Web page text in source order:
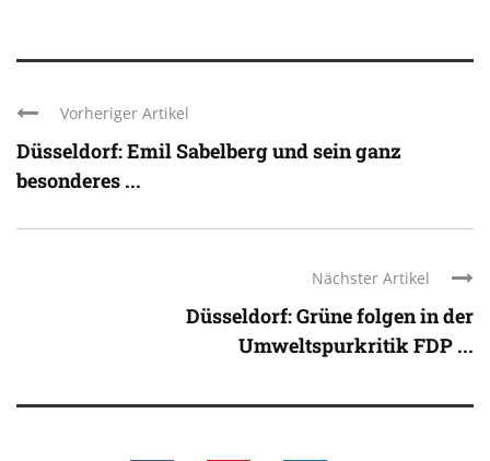
Vorheriger Artikel
Düsseldorf: Emil Sabelberg und sein ganz
besonderes ...
Nächster Artikel
Düsseldorf: Grüne folgen in der
Umweltspurkritik FDP ...